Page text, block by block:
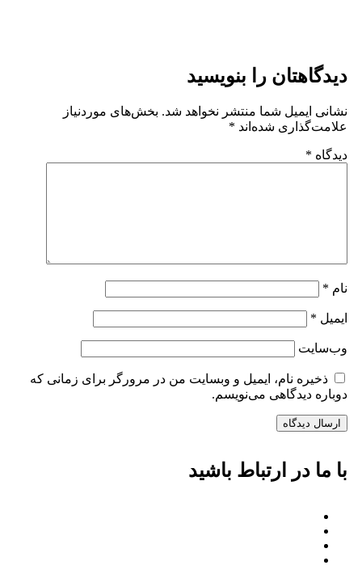
دیدگاهتان را بنویسید
نشانی ایمیل شما منتشر نخواهد شد. بخش‌های موردنیاز
علامت‌گذاری شده‌اند *
دیدگاه *
نام *
ایمیل *
وب‌سایت
ذخیره نام، ایمیل و وبسایت من در مرورگر برای زمانی که
دوباره دیدگاهی می‌نویسم.
با ما در ارتباط باشید